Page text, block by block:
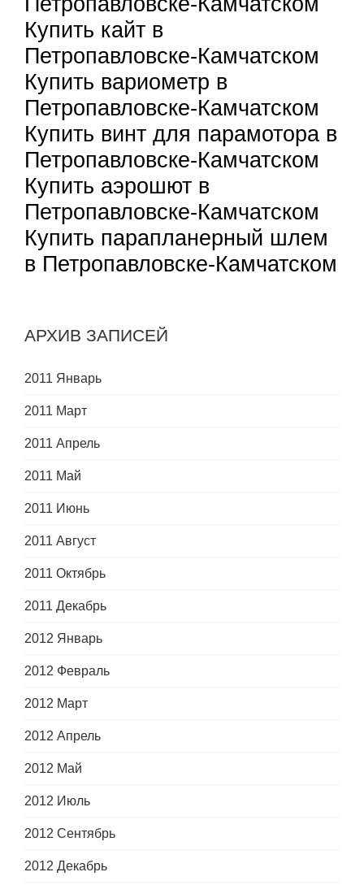
Купить кайт в
Петропавловске-Камчатском
Купить вариометр в
Петропавловске-Камчатском
Купить винт для парамотора в
Петропавловске-Камчатском
Купить аэрошют в
Петропавловске-Камчатском
Купить парапланерный шлем
в Петропавловске-Камчатском
АРХИВ ЗАПИСЕЙ
2011 Январь
2011 Март
2011 Апрель
2011 Май
2011 Июнь
2011 Август
2011 Октябрь
2011 Декабрь
2012 Январь
2012 Февраль
2012 Март
2012 Апрель
2012 Май
2012 Июль
2012 Сентябрь
2012 Декабрь